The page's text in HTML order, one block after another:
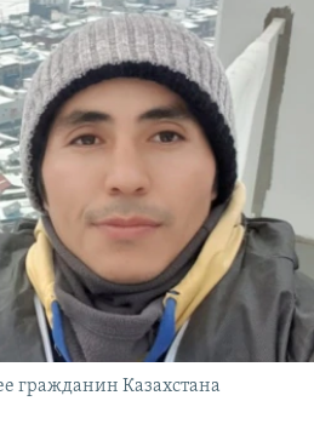
гражданин Казахстана